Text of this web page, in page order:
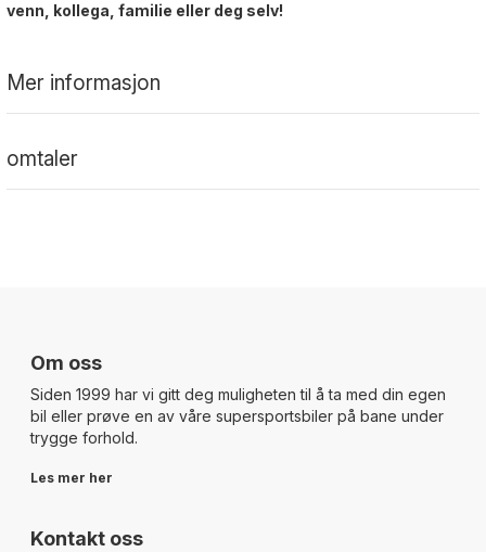
venn, kollega, familie eller deg selv!
Mer informasjon
omtaler
Om oss
Siden 1999 har vi gitt deg muligheten til å ta med din egen
bil eller prøve en av våre supersportsbiler på bane under
trygge forhold.
Les mer her
Kontakt oss